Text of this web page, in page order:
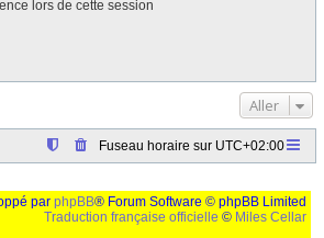
lors de cette session
Aller
Fuseau horaire sur UTC+02:00
par phpBB® Forum Software © phpBB Limited
Traduction française officielle © Miles Cellar